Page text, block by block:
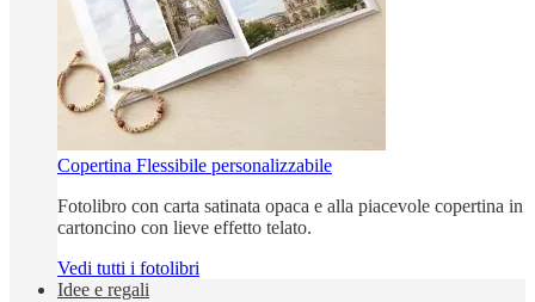
Copertina Flessibile personalizzabile
Fotolibro con carta satinata opaca e alla piacevole copertina in
cartoncino con lieve effetto telato.
Vedi tutti i fotolibri
Idee e regali